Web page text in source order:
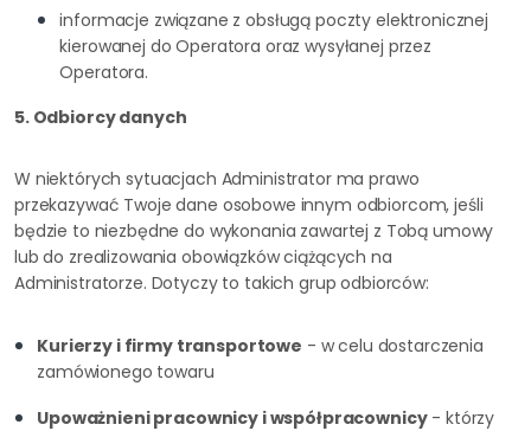
informacje związane z obsługą poczty elektronicznej
kierowanej do Operatora oraz wysyłanej przez
Operatora.
5. Odbiorcy danych
W niektórych sytuacjach Administrator ma prawo
przekazywać Twoje dane osobowe innym odbiorcom, jeśli
będzie to niezbędne do wykonania zawartej z Tobą umowy
lub do zrealizowania obowiązków ciążących na
Administratorze. Dotyczy to takich grup odbiorców:
Kurierzy i firmy transportowe - w celu dostarczenia
zamówionego towaru
Upoważnieni pracownicy i współpracownicy- którzy